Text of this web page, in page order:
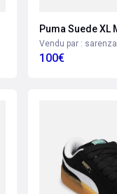
Vendu par : sarenza
100€